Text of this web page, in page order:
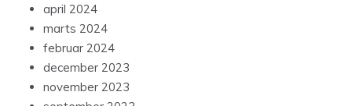
april 2024
marts 2024
februar 2024
december 2023
november 2023